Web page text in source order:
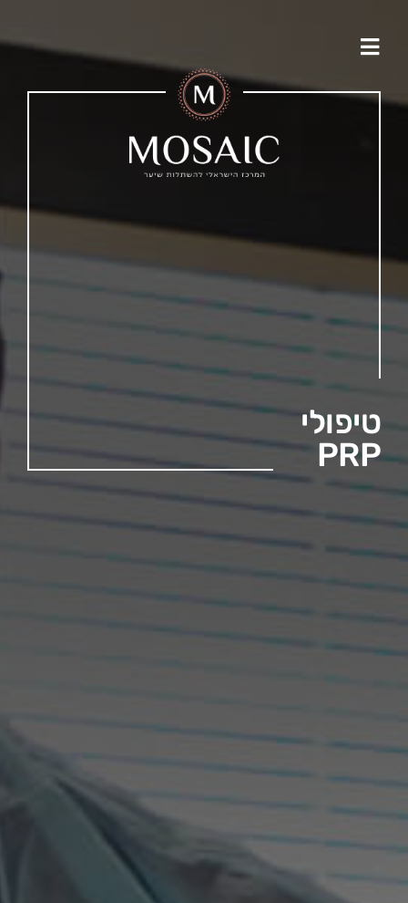
Toggle
Navigation
תוצאות מטופלים
מן התקשורת
צור קשר
טיפולי
PRP